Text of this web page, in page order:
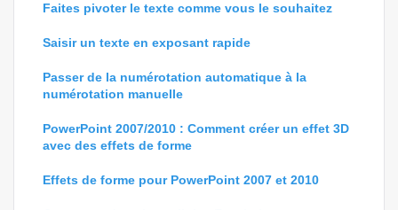
Faites pivoter le texte comme vous le souhaitez
Saisir un texte en exposant rapide
Passer de la numérotation automatique à la
numérotation manuelle
PowerPoint 2007/2010 : Comment créer un effet 3D
avec des effets de forme
Effets de forme pour PowerPoint 2007 et 2010